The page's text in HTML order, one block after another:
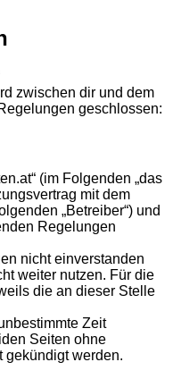
zwischen dir und dem
geschlossen:
(im Folgenden „das
mit dem
„Betreiber“) und
Regelungen
nicht einverstanden
weiter nutzen. Für die
die an dieser Stelle
Zeit
Seiten ohne
gekündigt werden.